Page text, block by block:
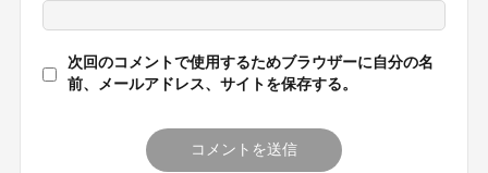
次回のコメントで使用するためブラウザーに自分の名
前、メールアドレス、サイトを保存する。